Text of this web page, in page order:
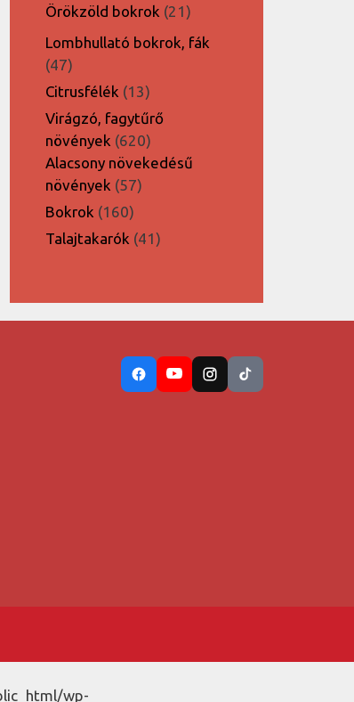
Örökzöld bokrok 2121
termék
Lombhullató bokrok, fák
4747
termék
Citrusfélék 1313
termék
Virágzó, fagytűrő
növények 620620
termék
Alacsony növekedésű
növények 5757
Bokrok 160160
termék
Talajtakarók 4141
wp-